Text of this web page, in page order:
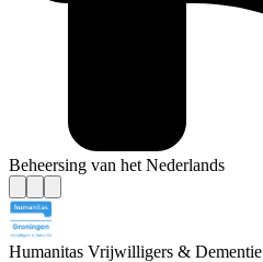
Beheersing van het Nederlands
Humanitas Vrijwilligers & Dementie